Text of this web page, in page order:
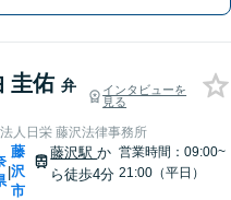
圭佑 弁
インタビューを
見る
人日栄 藤沢法律事務所
|
藤
沢
市
藤沢駅か
ら徒歩4分
営業時間：09:00~
21:00（平日）